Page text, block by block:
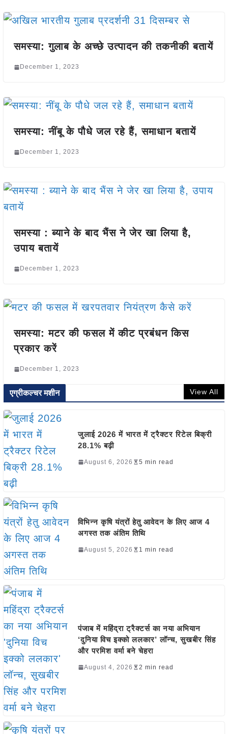
समस्या: गुलाब के अच्छे उत्पादन की तकनीकी बतायें
December 1, 2023
समस्या: नींबू के पौधे जल रहे हैं, समाधान बतायें
December 1, 2023
समस्या : ब्याने के बाद भैंस ने जेर खा लिया है,
उपाय बतायें
December 1, 2023
समस्या: मटर की फसल में कीट प्रबंधन किस
प्रकार करें
December 1, 2023
एग्रीकल्चर मशीन View All
जुलाई 2026 में भारत में ट्रैक्टर रिटेल बिक्री
28.1% बढ़ी
August 6, 2026 5 min read
विभिन्न कृषि यंत्रों हेतु आवेदन के लिए आज 4
अगस्त तक अंतिम तिथि
August 5, 2026 1 min read
पंजाब में महिंद्रा ट्रैक्टर्स का नया अभियान
‘दुनिया विच इक्को ललकार’ लॉन्च, सुखबीर सिंह
और परमिश वर्मा बने चेहरा
August 4, 2026 2 min read